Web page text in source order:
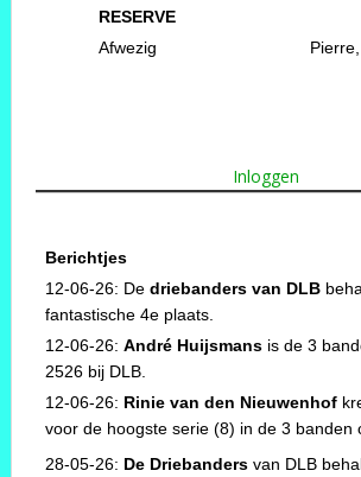
RESERVE
Afwezig
Inloggen
Berichtjes
12-06-26: De driebanders van DLB
fantastische 4e plaats.
12-06-26: André Huijsmansis de 3
2526 bij DLB.
12-06-26: Rinie van den Nieuwenhof
voor de hoogste serie (8) in de 3 banden
28-05-26: De Driebandersvan DLB